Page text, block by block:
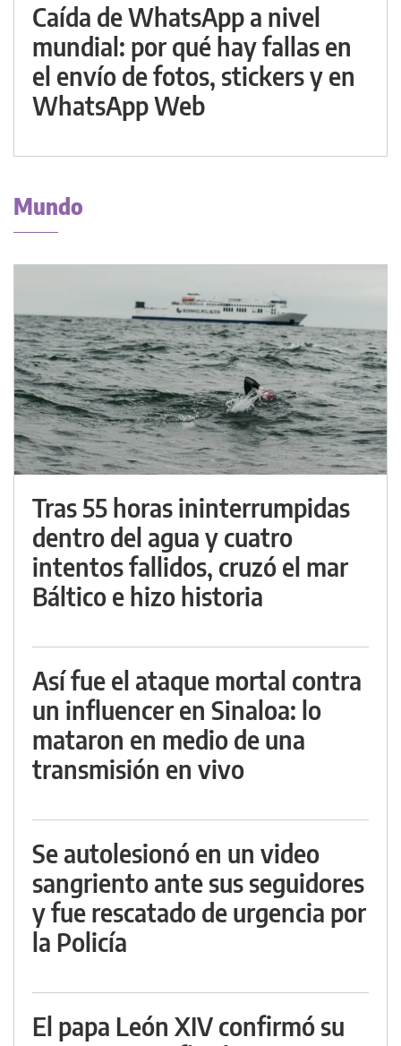
Caída de WhatsApp a nivel
mundial: por qué hay fallas en
el envío de fotos, stickers y en
WhatsApp Web
Mundo
Tras 55 horas ininterrumpidas
dentro del agua y cuatro
intentos fallidos, cruzó el mar
Báltico e hizo historia
Así fue el ataque mortal contra
un influencer en Sinaloa: lo
mataron en medio de una
transmisión en vivo
Se autolesionó en un video
sangriento ante sus seguidores
y fue rescatado de urgencia por
la Policía
El papa León XIV confirmó su